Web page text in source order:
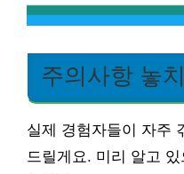
주의사항 놓
실제 경험자들이 자주
드릴게요. 미리 알고